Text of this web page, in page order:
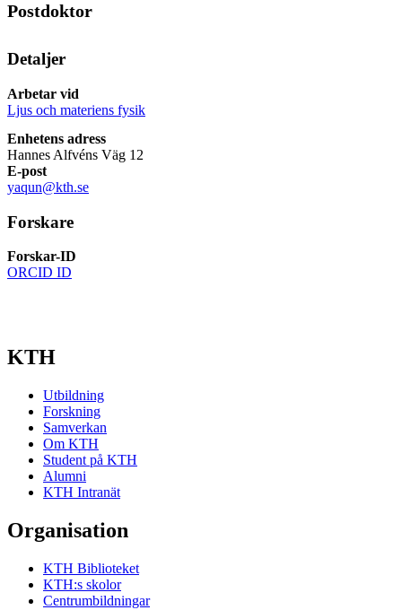
Postdoktor
Detaljer
Arbetar vid
Ljus och materiens fysik
Enhetens adress
Hannes Alfvéns Väg 12
E-post
yaqun@kth.se
Forskare
Forskar-ID
ORCID ID
KTH
Utbildning
Forskning
Samverkan
Om KTH
Student på KTH
Alumni
KTH Intranät
Organisation
KTH Biblioteket
KTH:s skolor
Centrumbildningar